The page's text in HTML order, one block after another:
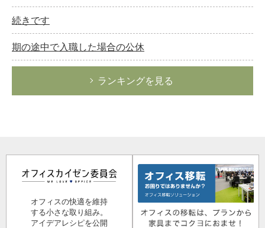
続きです
期の途中で入職した場合の公休
ランキングを見る
オフィスの快適を維持
する小さな取り組み。
アイデアレシピを公開